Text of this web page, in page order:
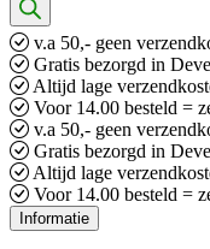
v.a 50,- geen
Gratis bezorgd in
Altijd lage
Voor 14.00 besteld =
v.a 50,- geen
Gratis bezorgd in
Altijd lage
Voor 14.00 besteld =
Informatie